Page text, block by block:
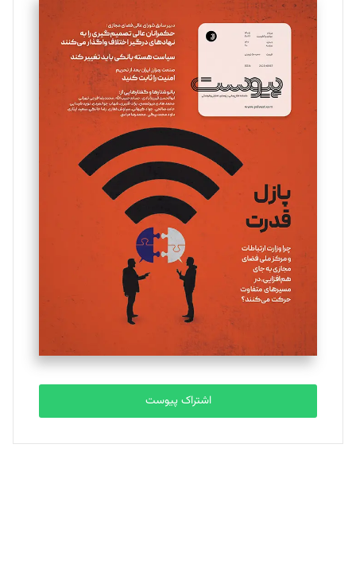
سروش کرمیان
تحریریه
مینا پاکدل
یسنا امان‌پور
تحریریه
ملینا جعفری
تحریریه
مصطفی مسجدی آرانی
تحریریه
بابک نقاش
تحریریه
اشتراک پیوست